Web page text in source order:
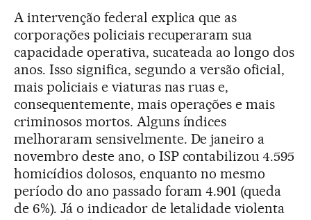
A intervenção federal explica que as
corporações policiais recuperaram sua
capacidade operativa, sucateada ao longo dos
anos. Isso significa, segundo a versão oficial,
mais policiais e viaturas nas ruas e,
consequentemente, mais operações e mais
criminosos mortos. Alguns índices
melhoraram sensivelmente. De janeiro a
novembro deste ano, o ISP contabilizou 4.595
homicídios dolosos, enquanto no mesmo
período do ano passado foram 4.901 (queda
de 6%). Já o indicador de letalidade violenta